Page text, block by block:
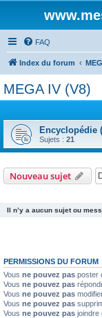
FAQ
Index du forum
MEGA IV (V8)
Encyclopédie
Sujets : 21
Nouveau sujet
Il n’y a aucun sujet ou
PERMISSIONS DU FORUM
Vous ne pouvez pas poster
Vous ne pouvez pas
Vous ne pouvez pas
Vous ne pouvez pas
Vous ne pouvez pas joindre